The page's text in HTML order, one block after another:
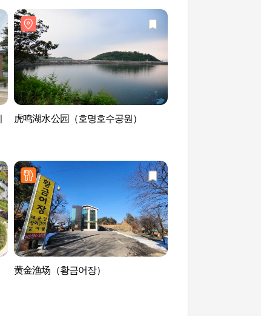
虎鸣湖水公园（호명호수공원）
黄金渔场（황금어장）